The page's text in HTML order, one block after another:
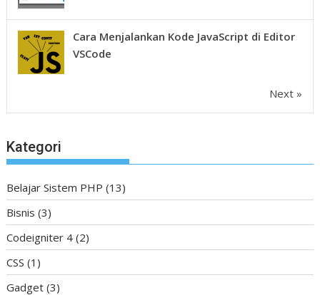
Cara Menjalankan Kode JavaScript di Editor
VSCode
Next »
Kategori
Belajar Sistem PHP (13)
Bisnis (3)
Codeigniter 4 (2)
CSS (1)
Gadget (3)